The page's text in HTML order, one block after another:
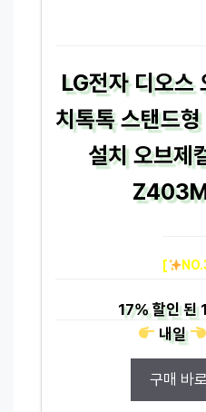
LG전자 디오스
치톡톡 스탠드
설치 오브제
[
17%할인 된
내일
구매 바